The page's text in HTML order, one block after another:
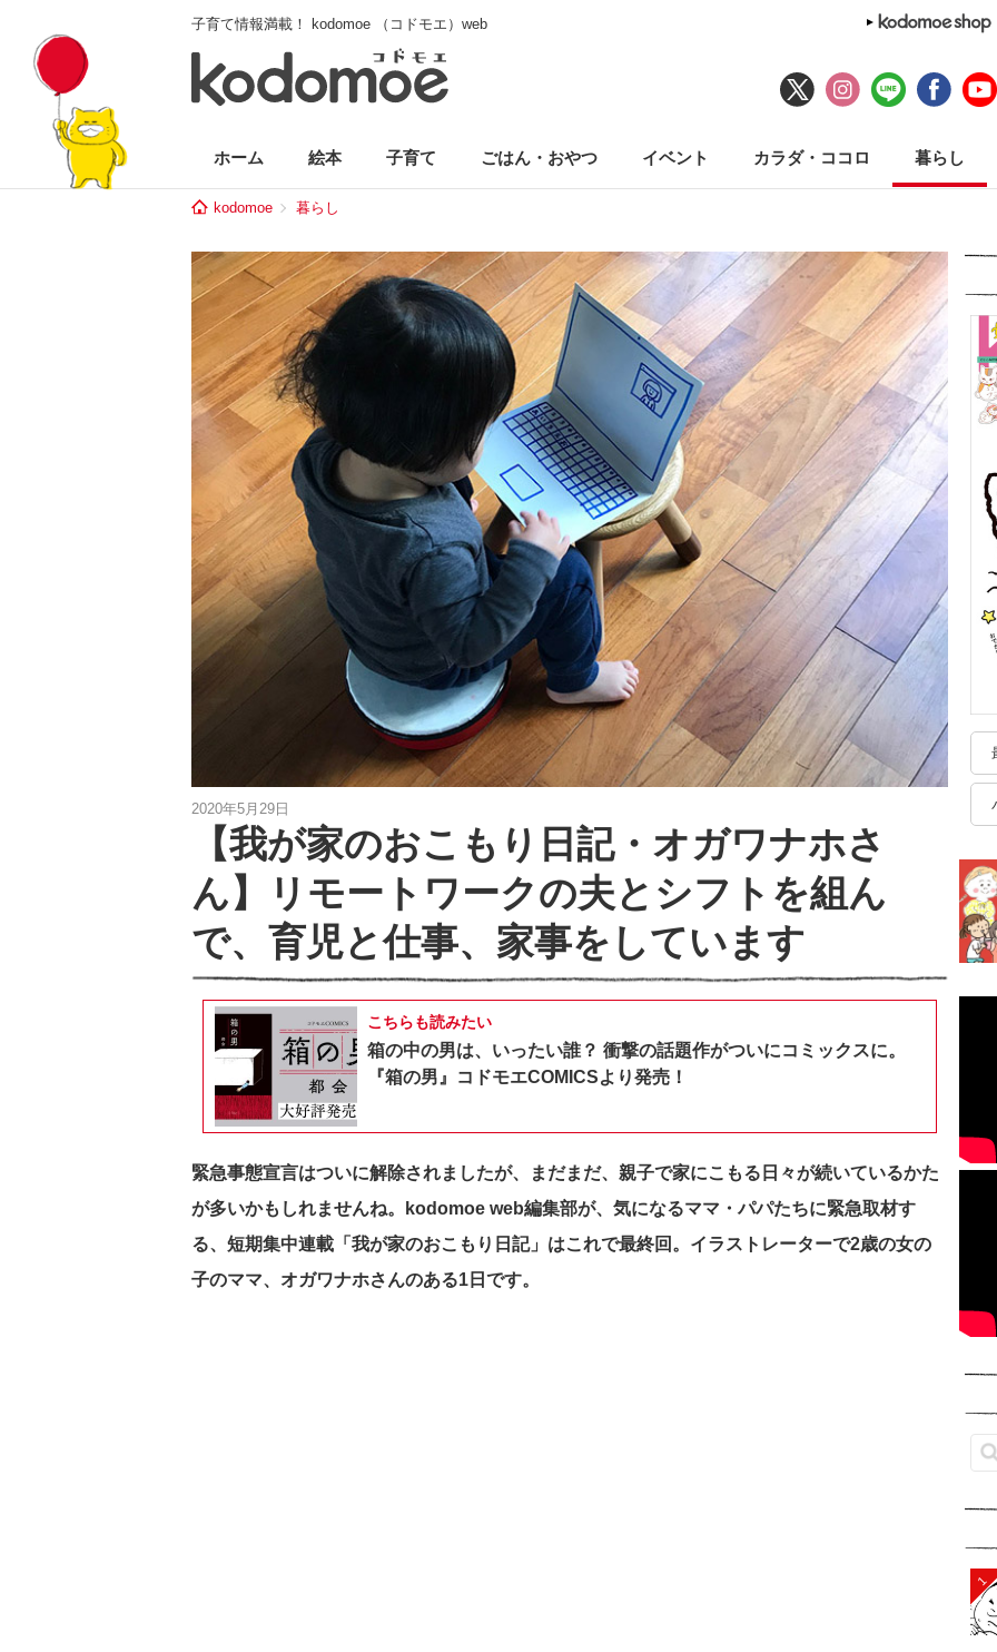
子育て情報満載！ kodomoe （コドモエ）web
ホーム 絵本 子育て ごはん・おやつ イベント カラダ・ココロ 暮らし
kodomoe 暮らし
2020年5月29日
【我が家のおこもり日記・オガワナホさ
ん】リモートワークの夫とシフトを組ん
で、育児と仕事、家事をしています
こちらも読みたい
箱の中の男は、いったい誰？ 衝撃の話題作がついにコミックスに。
『箱の男』コドモエCOMICSより発売！
緊急事態宣言はついに解除されましたが、まだまだ、親子で家にこもる日々が続いているかた
が多いかもしれませんね。
kodomoe web編集部が、気になるママ・パパたちに緊急取材す
る、 短期集中連載「我が家のおこもり日記」はこれで最終回。 イラストレーターで2歳の女の
子のママ、オガワナホさんのある1日です。
1